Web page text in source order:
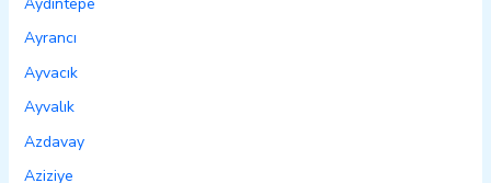
Ayrancı
Ayvacık
Ayvalık
Azdavay
Aziziye